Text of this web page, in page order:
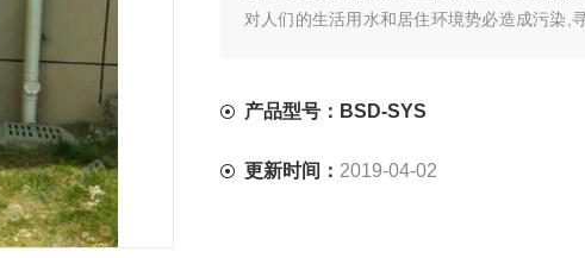
对人们的生活用水和居住环境势必造成污染,
产品型号：BSD-SYS
更新时间： 2019-04-02